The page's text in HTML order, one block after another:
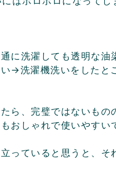
に洗濯しても透明な油
→洗濯機洗いをしたと
ら、完璧ではないもの
おしゃれで使いやすい
っていると思うと、そ